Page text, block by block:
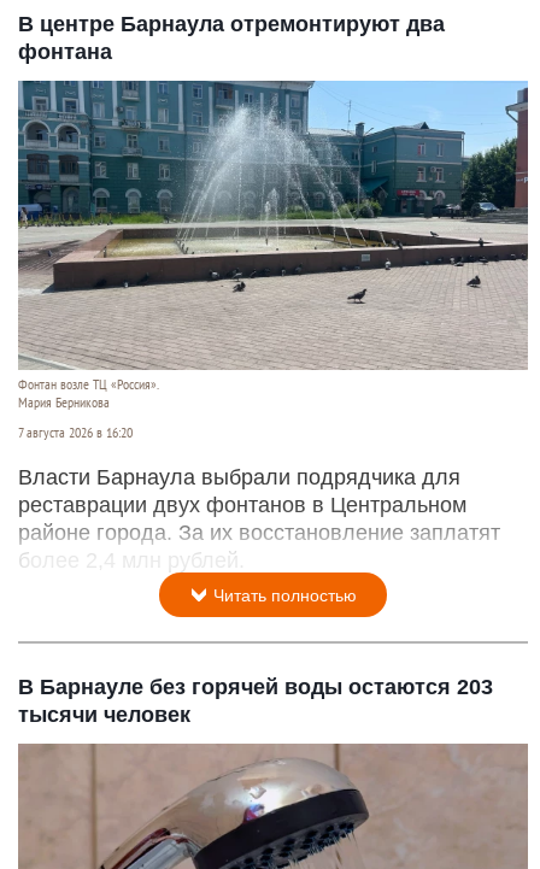
В центре Барнаула отремонтируют два
фонтана
Фонтан возле ТЦ «Россия».
Мария Берникова
7 августа 2026 в 16:20
Власти Барнаула выбрали подрядчика для
реставрации двух фонтанов в Центральном
районе города. За их восстановление заплатят
более 2,4 млн рублей.
Читать полностью
В Барнауле без горячей воды остаются 203
тысячи человек